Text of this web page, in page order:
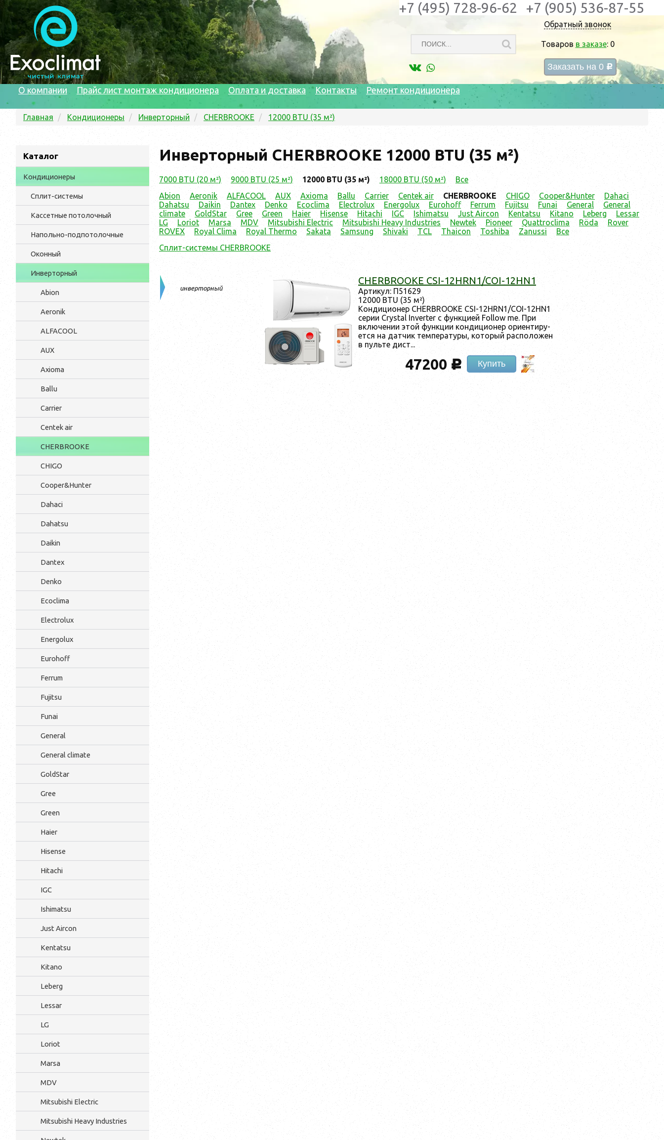
Обратный звонок
Товаров в заказе: 0
Заказать на 0 c
+7 (495) 728-96-62 +7 (905) 536-87-55
О компании Прайс лист монтаж кондиционера Оплата и доставка Контакты Ремонт кондиционера
Главная Кондиционеры Инверторный CHERBROOKE 12000 BTU (35 м²)
Каталог
Кондиционеры
Сплит-системы
Кассетные потолочный
Напольно-подпотолочные
Оконный
Инверторный
Abion
Aeronik
ALFACOOL
AUX
Axioma
Ballu
Carrier
Centek air
CHERBROOKE
CHIGO
Cooper&Hunter
Dahaci
Dahatsu
Daikin
Dantex
Denko
Ecoclima
Electrolux
Energolux
Eurohoff
Ferrum
Fujitsu
Funai
General
General climate
GoldStar
Gree
Green
Haier
Hisense
Hitachi
IGC
Ishimatsu
Just Aircon
Kentatsu
Kitano
Leberg
Lessar
LG
Loriot
Marsa
MDV
Mitsubishi Electric
Mitsubishi Heavy Industries
Инверторный CHERBROOKE 12000 BTU (35 м²)
7000 BTU (20 м²) 9000 BTU (25 м²) 12000 BTU (35 м²) 18000 BTU (50 м²)
Все
Abion
Aeronik ALFACOOL AUX Axioma Ballu Carrier Centek air CHERBROOKE CHIGO Cooper&Hunter
Dahaci
Dahatsu
Daikin Dantex Denko Ecoclima Electrolux Energolux Eurohoff Ferrum Fujitsu Funai General
General
climate
GoldStar Gree Green Haier Hisense Hitachi IGC Ishimatsu Just Aircon Kentatsu Kitano Leberg
Lessar
LG
Loriot Marsa MDV Mitsubishi Electric Mitsubishi Heavy Industries Newtek Pioneer Quattroclima Röda
Rover
ROVEX
Royal Clima Royal Thermo Sakata Samsung Shivaki TCL Thaicon Toshiba Zanussi
Все
Сплит-системы CHERBROOKE
инверторный
CHERBROOKE CSI-12HRN1/COI-12HN1
Ар­ти­кул: П51629
12000 BTU (35 м²)
Кон­ди­ци­онер CHERBROOKE CSI-12HRN1/COI-12HN1
се­рии Crystal Inverter с фун­кци­ей Follow me. При
вклю­чении этой фун­кции кон­ди­ци­онер ори­ен­ти­ру­
ет­ся на дат­чик тем­пе­рату­ры, ко­торый рас­по­ложен
в пуль­те дист...
47200 c Купить